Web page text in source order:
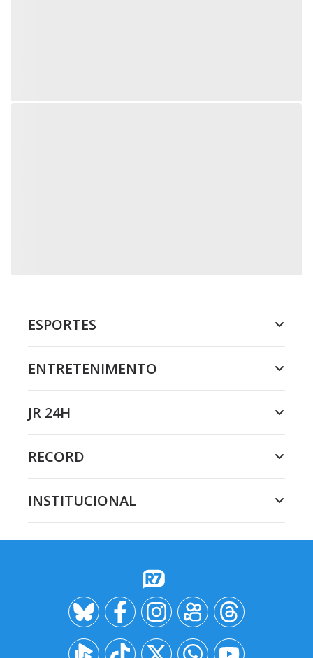
ESPORTES
ENTRETENIMENTO
JR 24H
RECORD
INSTITUCIONAL